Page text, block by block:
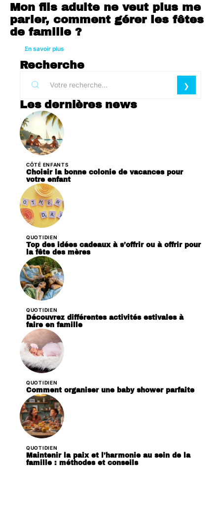
Mon fils adulte ne veut plus me
parler, comment gérer les fêtes
de famille ?
En savoir plus
Recherche
Les dernières news
CÔTÉ ENFANTS
Choisir la bonne colonie de vacances pour
votre enfant
QUOTIDIEN
Top des idées cadeaux à s’offrir ou à offrir pour
la fête des mères
QUOTIDIEN
Découvrez différentes activités estivales à
faire en famille
QUOTIDIEN
Comment organiser une baby shower parfaite
QUOTIDIEN
Maintenir la paix et l’harmonie au sein de la
famille : méthodes et conseils